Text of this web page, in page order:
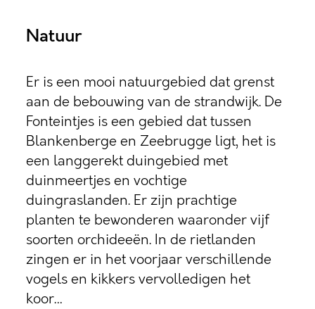
Natuur
Er is een mooi natuurgebied dat grenst
aan de bebouwing van de strandwijk. De
Fonteintjes is een gebied dat tussen
Blankenberge en Zeebrugge ligt, het is
een langgerekt duingebied met
duinmeertjes en vochtige
duingraslanden. Er zijn prachtige
planten te bewonderen waaronder vijf
soorten orchideeën. In de rietlanden
zingen er in het voorjaar verschillende
vogels en kikkers vervolledigen het
koor…